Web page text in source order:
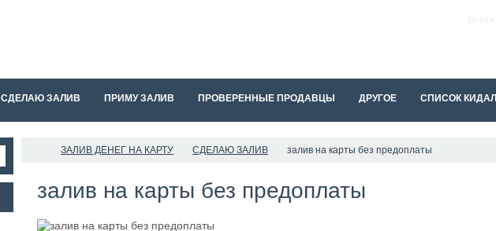
СДЕЛАЮ ЗАЛИВ ПРИМУ ЗАЛИВ ПРОВЕРЕННЫЕ ПРОДАВЦЫ ДРУГОЕ СПИСОК КИДАЛ
ЗАЛИВ ДЕНЕГ НА КАРТУ
СДЕЛАЮ ЗАЛИВ залив на карты без предоплаты
залив на карты без предоплаты